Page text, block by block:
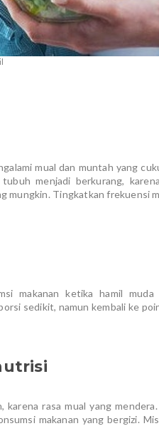
mual dan muntah yang
menjadi berkurang,
mungkin. Tingkatkan frekuensi
makanan ketika hamil muda
sedikit, namun kembali ke
rasa mual yang
makanan yang bergizi.